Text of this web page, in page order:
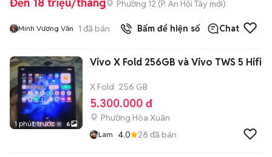
Phường 12 (P. An Hội Tây mới)
Minh Vương Văn 1 đã bán Bấm để hiện số Chat
1 phút trước 6
Vivo X Fold 256GB và Vivo TWS 5 Hifi
X Fold 256 GB
5.300.000 đ
Phường Hòa Xuân
Lam 4.0 28 đã bán